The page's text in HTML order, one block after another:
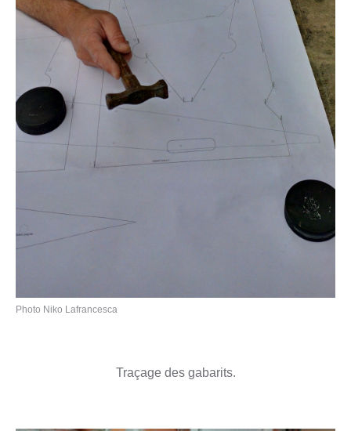
Photo Niko Lafrancesca
Traçage des gabarits.